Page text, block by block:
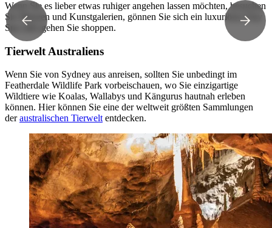
Wenn Sie es lieber etwas ruhiger angehen lassen möchten, besuchen
Sie Museen und Kunstgalerien, gönnen Sie sich ein luxuriöses Day
Spa oder gehen Sie shoppen.
Tierwelt Australiens
Wenn Sie von Sydney aus anreisen, sollten Sie unbedingt im
Featherdale Wildlife Park vorbeischauen, wo Sie einzigartige
Wildtiere wie Koalas, Wallabys und Kängurus hautnah erleben
können. Hier können Sie eine der weltweit größten Sammlungen
deraustralischen Tierweltentdecken.